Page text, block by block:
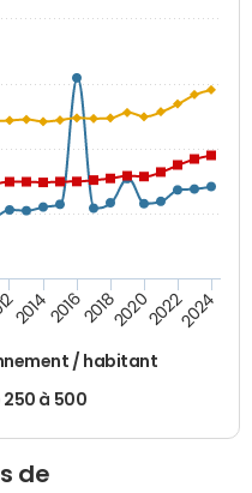
/ habitant
250 à 500
201420162018202020222024
de